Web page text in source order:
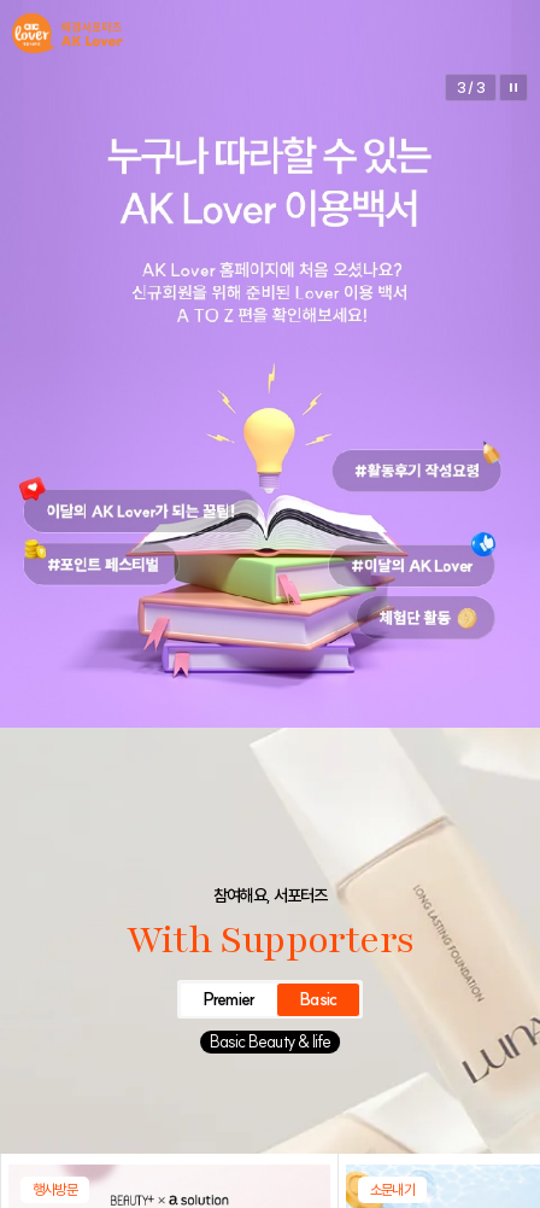
3 / 3
참여해요, 서포터즈
With Supporters
Premier
Basic
Basic Beauty & life
행사방문 소문내기